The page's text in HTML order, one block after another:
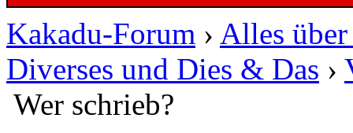
Kakadu-Forum › Alles
Diverses und Dies & Das ›
Wer schrieb?